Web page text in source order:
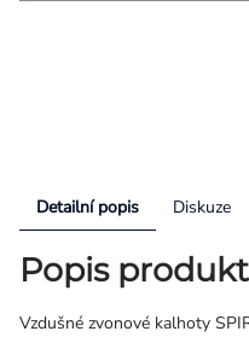
Detailní popis Diskuze
Popis
Vzdušné zvonové kalhoty